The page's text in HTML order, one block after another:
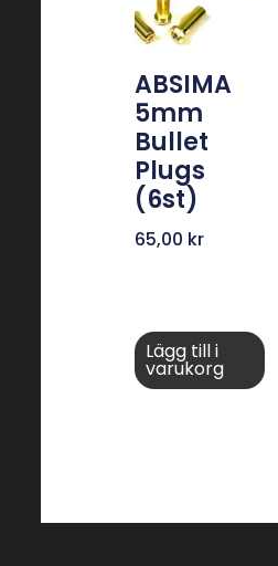
ABSIMA
5mm
Bullet
Plugs
(6st)
65,00 kr
Lägg till i
varukorg